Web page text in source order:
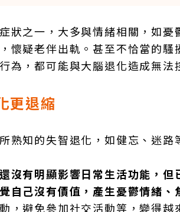
狀之一，大多與情緒相關，如
懷疑老伴出軌。甚至不恰當的
為，都可能與大腦退化造成無
更退縮
熟知的失智退化，如健忘、迷
沒有明顯影響日常生活功能，
自己沒有價值，產生憂鬱情緒、
，避免參加社交活動等，變得越